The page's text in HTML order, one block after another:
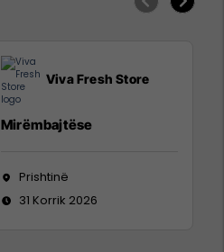
Viva Fresh Store
Mirëmbajtëse
Prishtinë
31 Korrik 2026